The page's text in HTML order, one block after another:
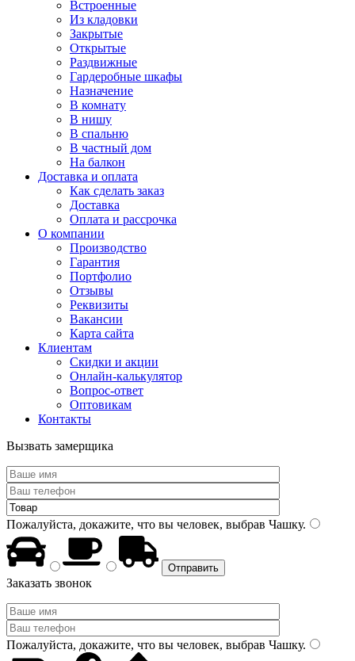
Встроенные
Из кладовки
Закрытые
Открытые
Раздвижные
Гардеробные шкафы
Назначение
В комнату
В нишу
В спальню
В частный дом
На балкон
Доставка и оплата
Как сделать заказ
Доставка
Оплата и рассрочка
О компании
Производство
Гарантия
Портфолио
Отзывы
Реквизиты
Вакансии
Карта сайта
Клиентам
Скидки и акции
Онлайн-калькулятор
Вопрос-ответ
Оптовикам
Контакты
Вызвать замерщика
Пожалуйста, докажите, что вы человек, выбрав Чашку.
Заказать звонок
Пожалуйста, докажите, что вы человек, выбрав Чашку.